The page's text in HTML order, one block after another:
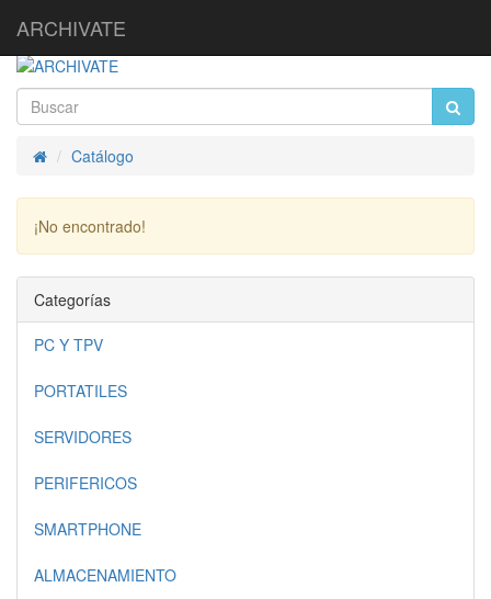
ARCHIVATE
InicioCatálogo
¡No encontrado!
Categorías
PC Y TPV
PORTATILES
SERVIDORES
PERIFERICOS
SMARTPHONE
ALMACENAMIENTO